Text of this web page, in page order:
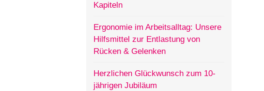
Kapiteln
Ergonomie im Arbeitsalltag: Unsere
Hilfsmittel zur Entlastung von
Rücken & Gelenken
Herzlichen Glückwunsch zum 10-
jährigen Jubiläum